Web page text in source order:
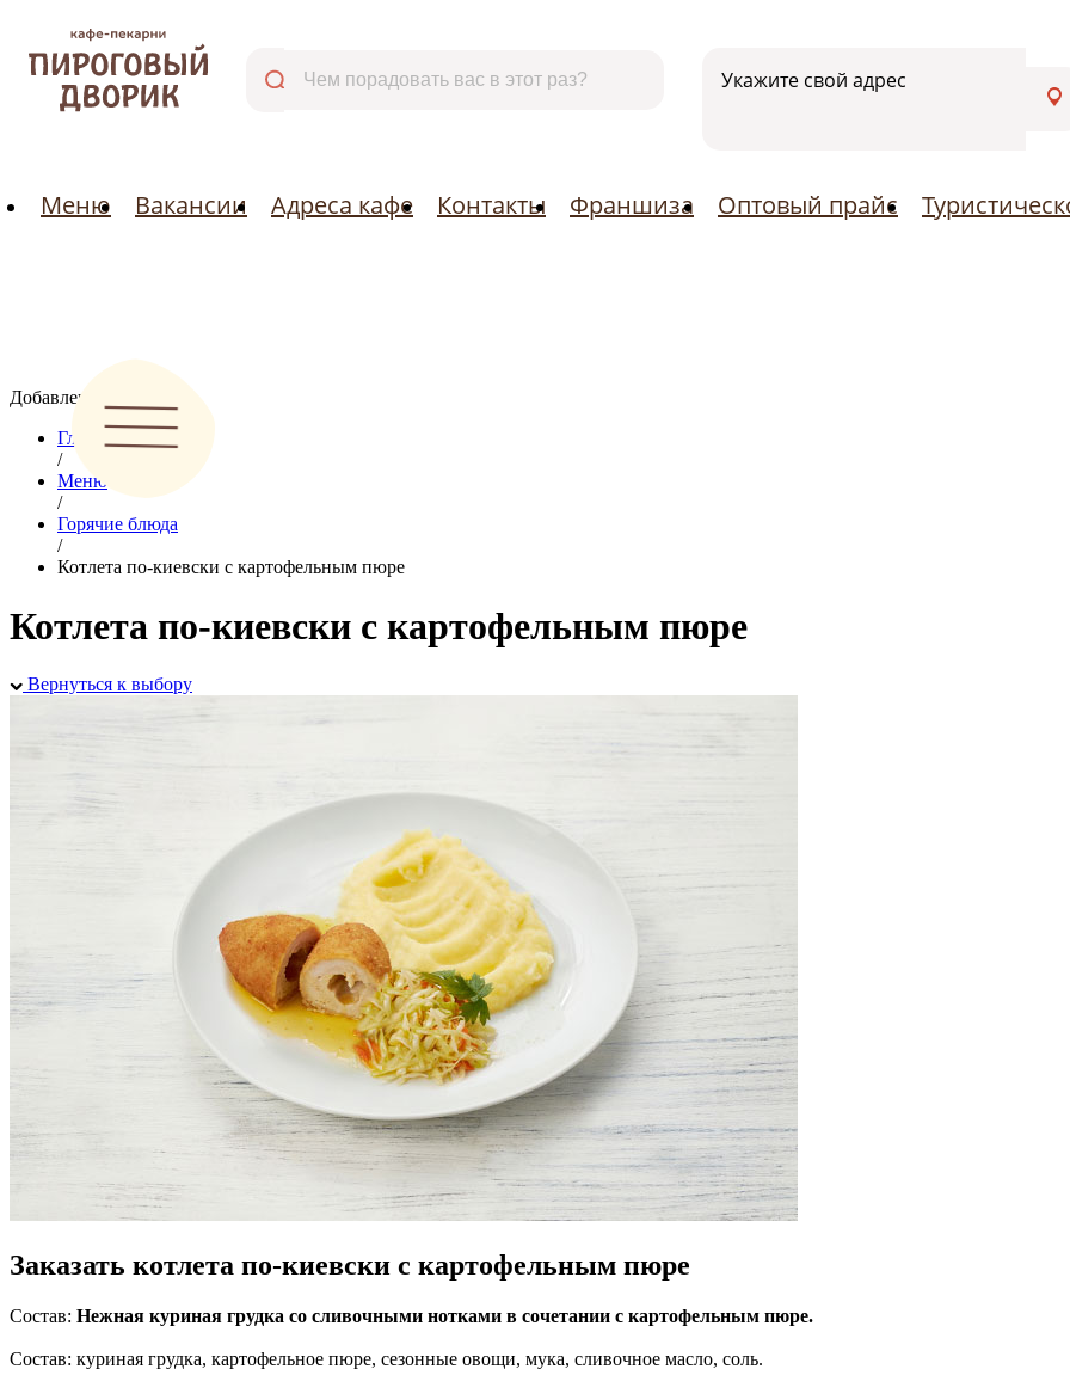
Меню
Укажите свой адрес
Меню Вакансии Адреса кафе Контакты Франшиза Оптовый прайс
Добавлено:
Главная
/
Меню
/
Горячие блюда
/
Котлета по-киевски с картофельным пюре
Котлета по-киевски с картофельным пюре
Вернуться к выбору
Заказать котлета по-киевски с картофельным пюре
Состав: Нежная куриная грудка со сливочными нотками в сочетании с картофельным пюре.
Состав: куриная грудка, картофельное пюре, сезонные овощи, мука, сливочное масло, соль.